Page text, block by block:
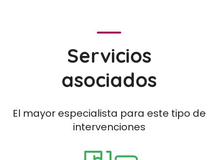
Servicios
asociados
El mayor especialista para este tipo de
intervenciones